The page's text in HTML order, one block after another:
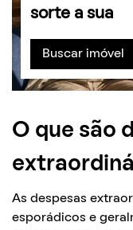
sorte a sua
Buscar imóvel
O que são
As despesas
esporádicos e